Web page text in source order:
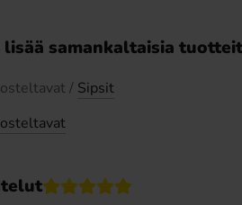
lisää samankaltaisia
/ Sipsit